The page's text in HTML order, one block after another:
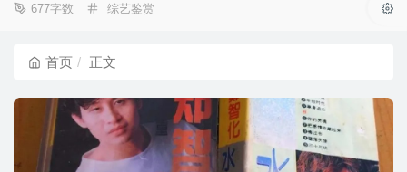
主：
布
677字数
分
综艺鉴赏
首页 正文